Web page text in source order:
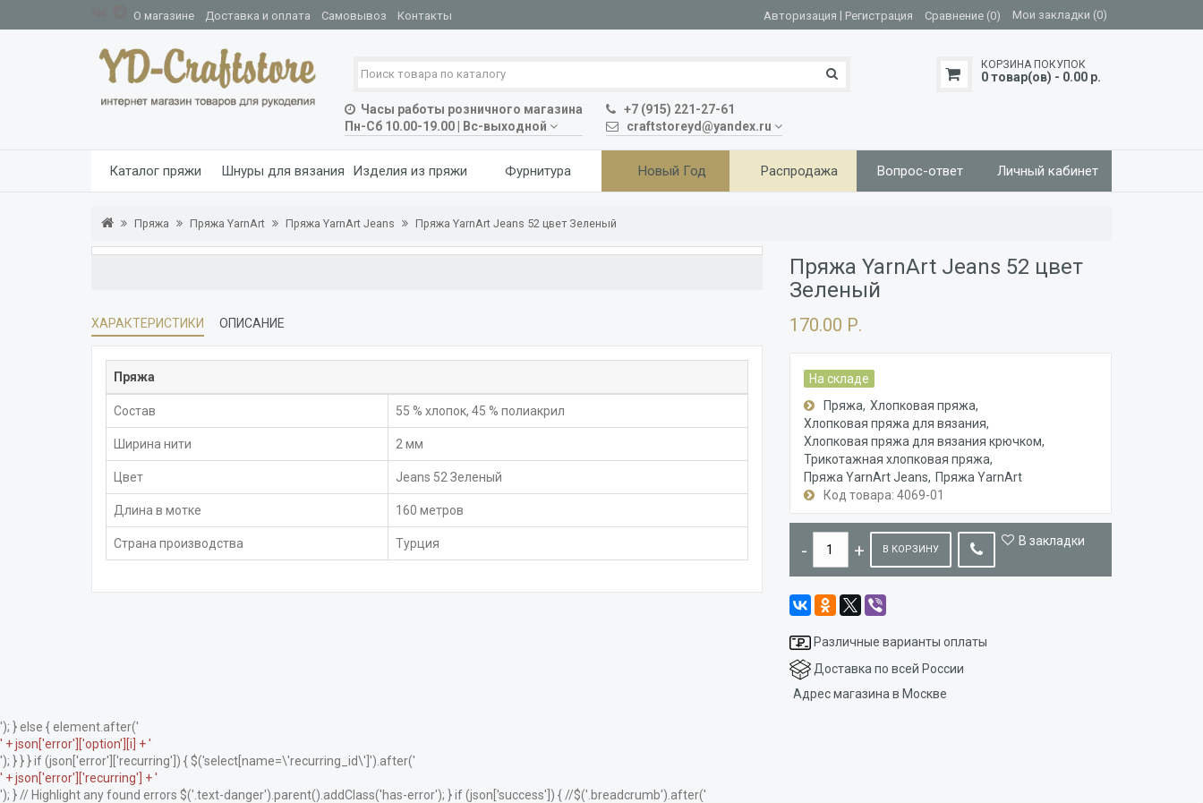
О магазине Доставка и оплата Самовывоз Контакты Авторизация | Регистрация Сравнение (0) Мои закладки (0)
Часы работы розничного магазина
Пн-Сб 10.00-19.00 | Вс-выходной
+7 (915) 221-27-61
craftstoreyd@yandex.ru
КОРЗИНА ПОКУПОК
0 товар(ов) - 0.00 р.
Каталог пряжи Шнуры для вязания Изделия из пряжи Фурнитура Новый Год Распродажа Вопрос-ответ Личный кабинет
Пряжа Пряжа YarnArt Пряжа YarnArt Jeans Пряжа YarnArt Jeans 52 цвет Зеленый
ХАРАКТЕРИСТИКИ ОПИСАНИЕ
Пряжа
Состав 55 % хлопок, 45 % полиакрил
Ширина нити 2 мм
Цвет Jeans 52 Зеленый
Длина в мотке 160 метров
Страна производства Турция
Пряжа YarnArt Jeans 52 цвет
Зеленый
170.00 Р.
На складе
Пряжа Хлопковая пряжа
Хлопковая пряжа для вязания
Хлопковая пряжа для вязания крючком
Трикотажная хлопковая пряжа
Пряжа YarnArt Jeans Пряжа YarnArt
Код товара: 4069-01
В КОРЗИНУ
В закладки
Различные варианты оплаты
Доставка по всей России
Адрес магазина в Москве
'); } else { element.after('
' + json['error']['option'][i] + '
'); } } } if (json['error']['recurring']) { $('select[name=\'recurring_id\']').after('
' + json['error']['recurring'] + '
'); } // Highlight any found errors $('.text-danger').parent().addClass('has-error'); } if (json['success']) { //$('.breadcrumb').after('